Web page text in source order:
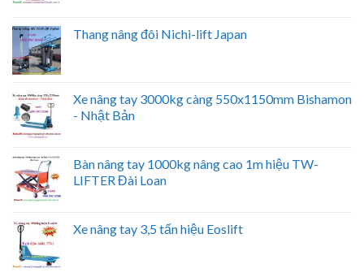
Thang nâng đôi Nichi-lift Japan
Xe nâng tay 3000kg càng 550x1150mm Bishamon
- Nhật Bản
Bàn nâng tay 1000kg nâng cao 1m hiệu TW-
LIFTER Đài Loan
Xe nâng tay 3,5 tấn hiệu Eoslift